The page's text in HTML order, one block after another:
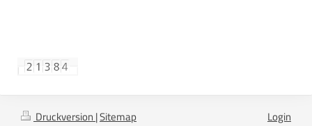
Druckversion |Sitemap
Login